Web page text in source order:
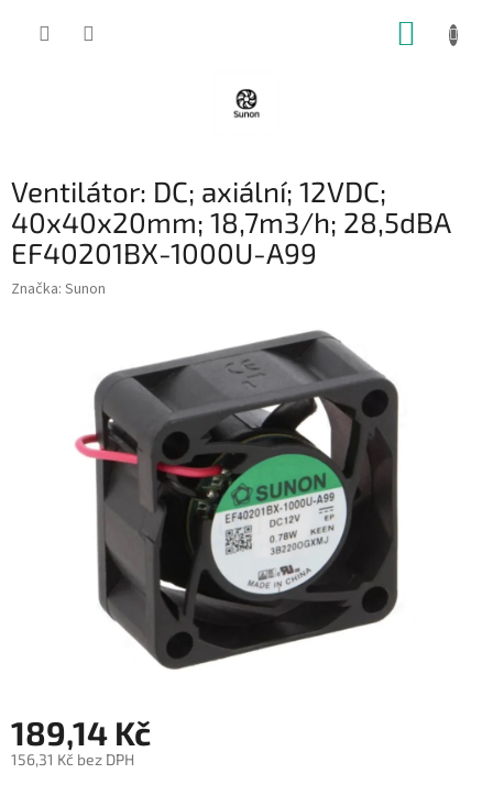
Ventilátor: DC; axiální; 12VDC;
40x40x20mm; 18,7m3/h; 28,5dBA
EF40201BX-1000U-A99
Značka: Sunon
189,14 Kč
156,31 Kč bez DPH